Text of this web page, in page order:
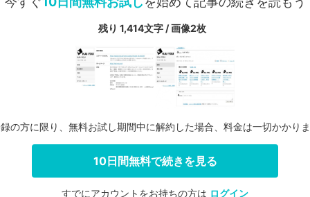
残り 1,414文字 / 画像2枚
の方に限り、無料お試し期間中に解約した場合、料金は一切かかり
10日間無料で続きを見る
すでにアカウントをお持ちの方は ログイン